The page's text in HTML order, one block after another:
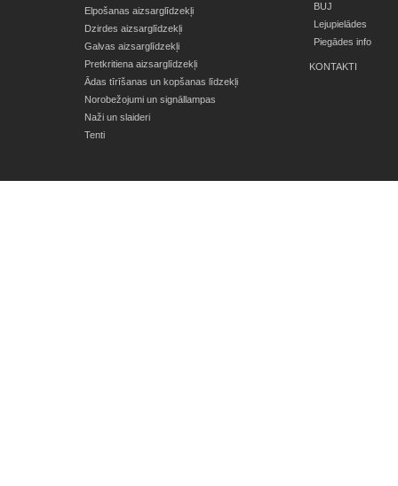
Elpošanas aizsarglīdzekļi
Dzirdes aizsarglīdzekļi
Galvas aizsarglīdzekļi
Pretkritiena aizsarglīdzekļi
Ādas tīrīšanas un kopšanas līdzekļi
Norobežojumi un signāllampas
Naži un slaideri
Tenti
BUJ
Lejupielādes
Piegādes info
KONTAKTI